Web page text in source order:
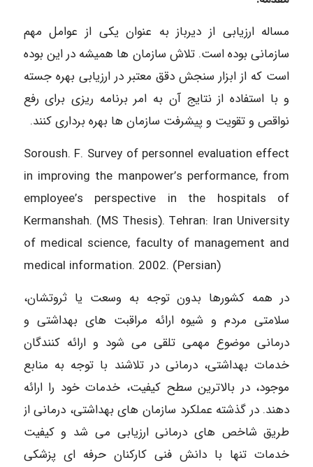
مساله ارزیابی از دیرباز به عنوان یکی از عوامل مهم
سازمانی بوده است. تلاش سازمان ها همیشه در این بوده
است که از ابزار سنجش دقق معتبر در ارزیابی بهره جسته
و با استفاده از نتایج آن به امر برنامه ریزی برای رفع
نواقص و تقویت و پیشرفت سازمان ها بهره برداری کنند.
Soroush. F. Survey of personnel evaluation effect
in improving the manpower’s performance, from
employee’s perspective in the hospitals of
Kermanshah. (MS Thesis). Tehran: Iran University
of medical science, faculty of management and
medical information. 2002. (Persian)
در همه کشورها بدون توجه به وسعت یا ثروتشان،
سلامتی مردم و شیوه ارائه مراقبت های بهداشتی و
درمانی موضوع مهمی تلقی می شود و ارائه کنندگان
خدمات بهداشتی، درمانی در تلاشند با توجه به منابع
موجود، در بالاترین سطح کیفیت، خدمات خود را ارائه
دهند. در گذشته عملکرد سازمان های بهداشتی، درمانی از
طریق شاخص های درمانی ارزیابی می شد و کیفیت
خدمات تنها با دانش فنی کارکنان حرفه ای پزشکی